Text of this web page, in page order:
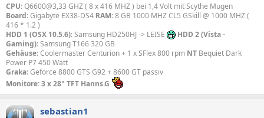
CPU: Q6600@3,33 GHZ ( 8 x 416 MHZ ) bei 1,4 Volt mit Scythe Mugen
Board: Gigabyte EX38-DS4 RAM: 8 GB 1000 MHZ CL5 GSkill @ 1000 MHZ (
416 * 1.2 )
HDD 1 (OSX 10.5.6): Samsung HD250HJ -> LEISE
HDD 2 (Vista -
Gaming): Samsung T166 320 GB
Gehäuse: Coolermaster Centurion + 1 x SFlex 800 rpm NT Bequiet Dark
Power P7 450 Watt
Graka: Geforce 8800 GTS G92 + 8600 GT passiv
Monitore: 3 x 28" TFT Hanns.G
sebastian1